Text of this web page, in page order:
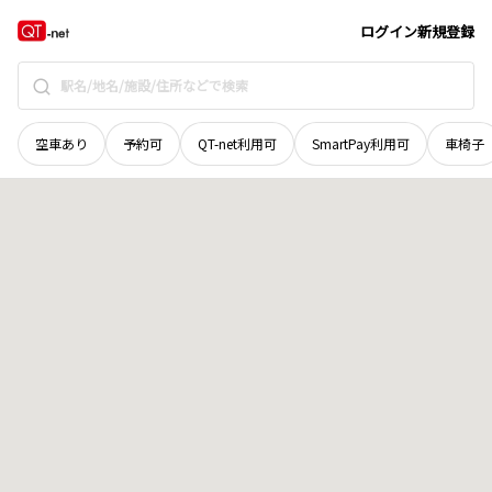
ログイン新規登録
空車あり 予約可 QT-net利用可 SmartPay利用可 車椅子
岩手県